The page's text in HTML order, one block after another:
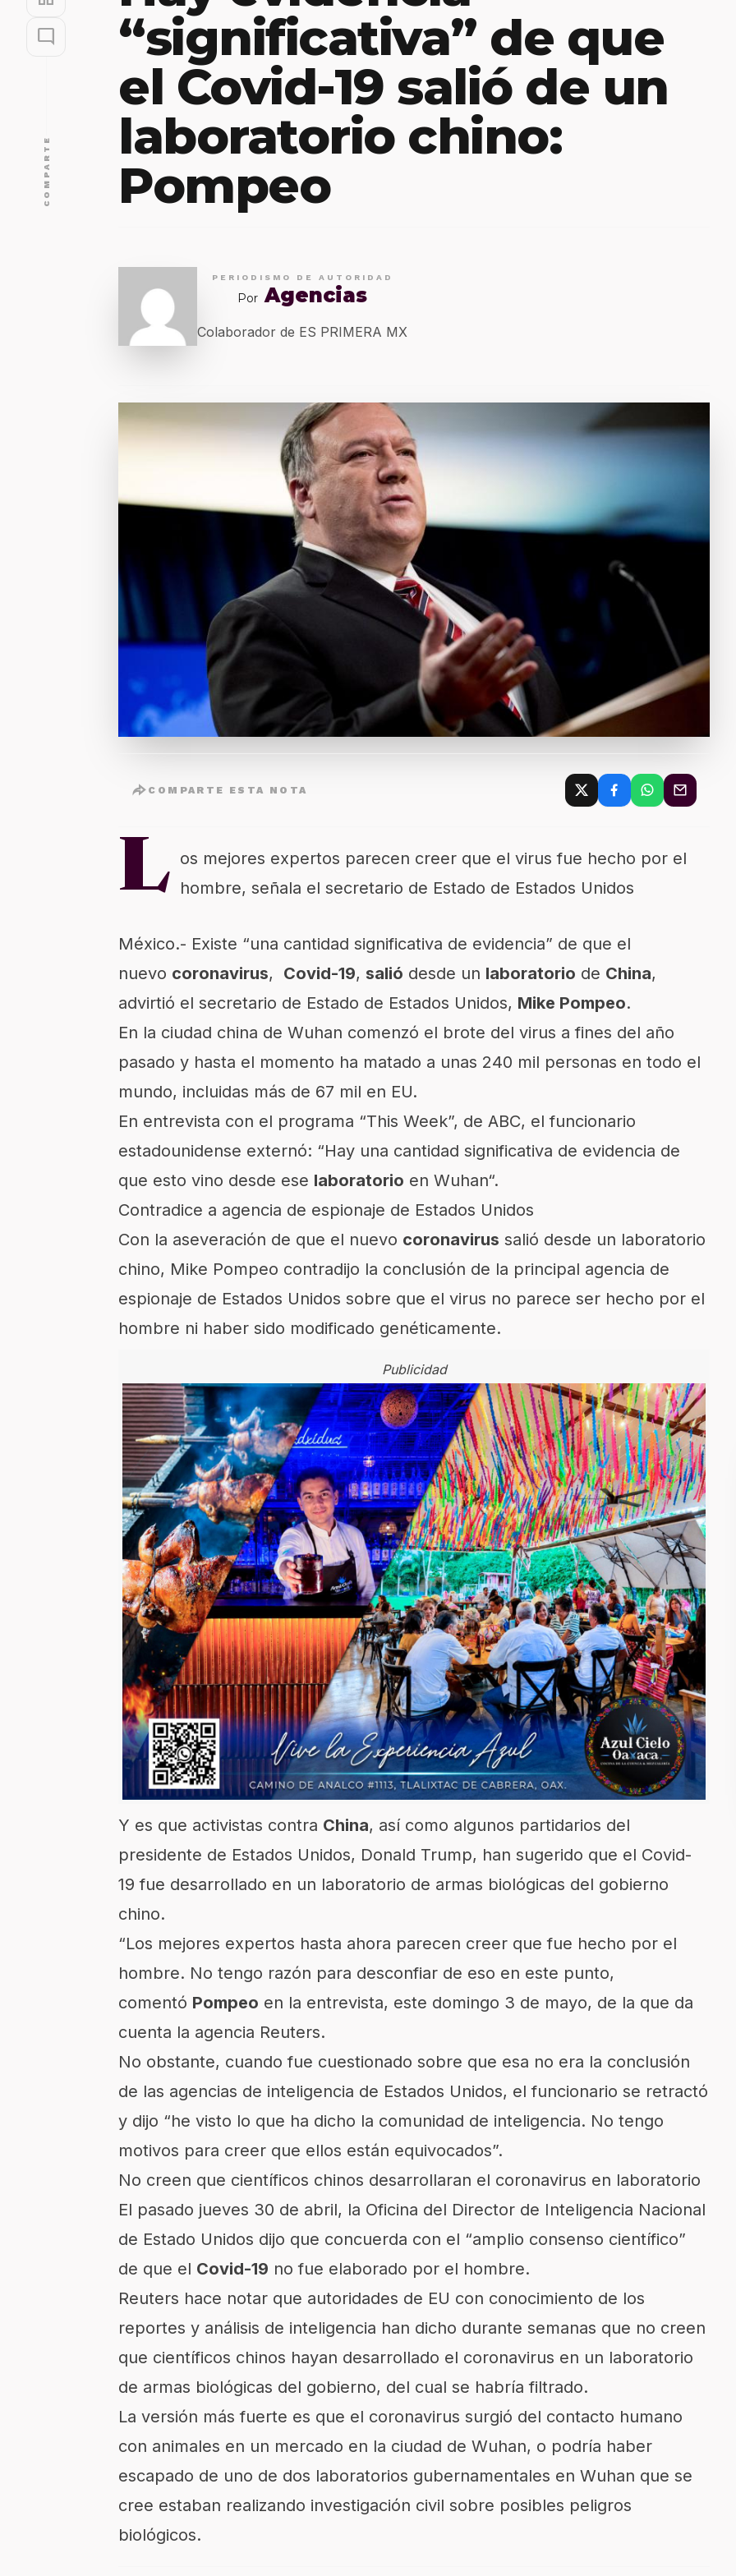
mode_comment
COMPARTE
“significativa” de que
el Covid-19 salió de un
laboratorio chino:
Pompeo
PERIODISMO DE AUTORIDAD
Por Agencias
Colaborador de ES PRIMERA MX
COMPARTE ESTA NOTA
L os mejores expertos parecen creer que el virus fue hecho por el
hombre, señala el secretario de Estado de Estados Unidos
México.- Existe “una cantidad significativa de evidencia” de que el
nuevo coronavirus, Covid-19, salió desde un laboratorio de China,
advirtió el secretario de Estado de Estados Unidos, Mike Pompeo.
En la ciudad china de Wuhan comenzó el brote del virus a fines del año
pasado y hasta el momento ha matado a unas 240 mil personas en todo el
mundo, incluidas más de 67 mil en EU.
En entrevista con el programa “This Week”, de ABC, el funcionario
estadounidense externó: “Hay una cantidad significativa de evidencia de
que esto vino desde ese laboratorio en Wuhan“.
Contradice a agencia de espionaje de Estados Unidos
Con la aseveración de que el nuevo coronavirus salió desde un laboratorio
chino, Mike Pompeo contradijo la conclusión de la principal agencia de
espionaje de Estados Unidos sobre que el virus no parece ser hecho por el
hombre ni haber sido modificado genéticamente.
Publicidad
Y es que activistas contra China, así como algunos partidarios del
presidente de Estados Unidos, Donald Trump, han sugerido que el Covid-
19 fue desarrollado en un laboratorio de armas biológicas del gobierno
chino.
“Los mejores expertos hasta ahora parecen creer que fue hecho por el
hombre. No tengo razón para desconfiar de eso en este punto,
comentó Pompeo en la entrevista, este domingo 3 de mayo, de la que da
cuenta la agencia Reuters.
No obstante, cuando fue cuestionado sobre que esa no era la conclusión
de las agencias de inteligencia de Estados Unidos, el funcionario se retractó
y dijo “he visto lo que ha dicho la comunidad de inteligencia. No tengo
motivos para creer que ellos están equivocados”.
No creen que científicos chinos desarrollaran el coronavirus en laboratorio
El pasado jueves 30 de abril, la Oficina del Director de Inteligencia Nacional
de Estado Unidos dijo que concuerda con el “amplio consenso científico”
de que el Covid-19 no fue elaborado por el hombre.
Reuters hace notar que autoridades de EU con conocimiento de los
reportes y análisis de inteligencia han dicho durante semanas que no creen
que científicos chinos hayan desarrollado el coronavirus en un laboratorio
de armas biológicas del gobierno, del cual se habría filtrado.
La versión más fuerte es que el coronavirus surgió del contacto humano
con animales en un mercado en la ciudad de Wuhan, o podría haber
escapado de uno de dos laboratorios gubernamentales en Wuhan que se
cree estaban realizando investigación civil sobre posibles peligros
biológicos.